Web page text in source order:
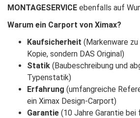
MONTAGESERVICE ebenfalls auf
Warum ein Carport von Ximax?
Kaufsicherheit (Markenware
Kopie, sondern DAS Original)
Statik (Baubeschreibung und
Typenstatik)
Erfahrung (umfangreiche
ein Ximax Design-Carport)
Garantie (10 Jahre Garantie